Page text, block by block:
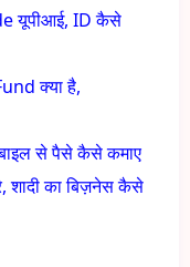
यूपीआई, ID कैसे
क्या है,
से पैसे कैसे कमाए
का बिज़नेस कैसे